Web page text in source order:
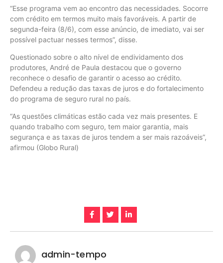
“Esse programa vem ao encontro das necessidades. Socorre
com crédito em termos muito mais favoráveis. A partir de
segunda-feira (8/6), com esse anúncio, de imediato, vai ser
possível pactuar nesses termos”, disse.
Questionado sobre o alto nível de endividamento dos
produtores, André de Paula destacou que o governo
reconhece o desafio de garantir o acesso ao crédito.
Defendeu a redução das taxas de juros e do fortalecimento
do programa de seguro rural no país.
“As questões climáticas estão cada vez mais presentes. E
quando trabalho com seguro, tem maior garantia, mais
segurança e as taxas de juros tendem a ser mais razoáveis”,
afirmou (Globo Rural)
admin-tempo